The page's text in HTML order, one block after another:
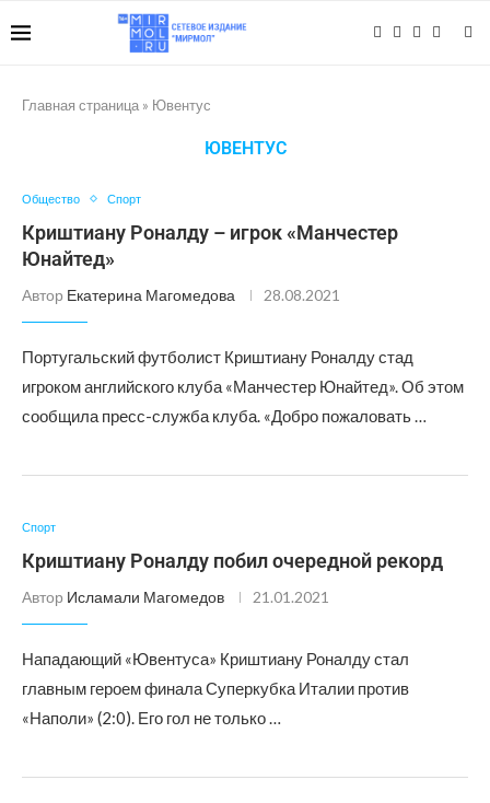
Главная страница » Ювентус
ЮВЕНТУС
Общество Спорт
Криштиану Роналду – игрок «Манчестер
Юнайтед»
Автор Екатерина Магомедова 28.08.2021
Португальский футболист Криштиану Роналду стад
игроком английского клуба «Манчестер Юнайтед». Об этом
сообщила пресс-служба клуба. «Добро пожаловать …
Спорт
Криштиану Роналду побил очередной рекорд
Автор Исламали Магомедов 21.01.2021
Нападающий «Ювентуса» Криштиану Роналду стал
главным героем финала Суперкубка Италии против
«Наполи» (2:0). Его гол не только …